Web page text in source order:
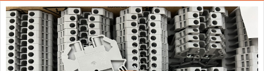
KHÔNG